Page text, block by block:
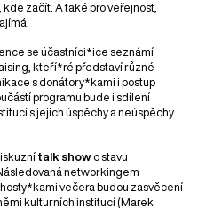
začít. A také pro veřejnost,
se účastníci*ice seznámí
kteří*ré představí různé
s donátory*kami i postup
programu bude i sdílení
s jejich úspěchy a neúspěchy
talk show o stavu
networkingem
večera budou zasvěcení
kulturních institucí (Marek